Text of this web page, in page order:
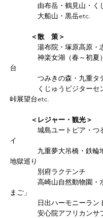
由布岳・鶴見山・くじ
大船山・黒岳etc.
＜散 策＞
湯布院・塚原高原・
神楽女湖（春～初夏）
台
つみきの森・九重タ
くじゅうビジターセン
峠展望台etc.
＜レジャー・観光＞
城島ユートピア・つる
イ
九重夢大吊橋・鉄輪地
地獄巡り
​ 別府ラクテンチ
高崎山自然動物園・水
まご」
日出ハーモニーラン
安心院アフリカンサフ